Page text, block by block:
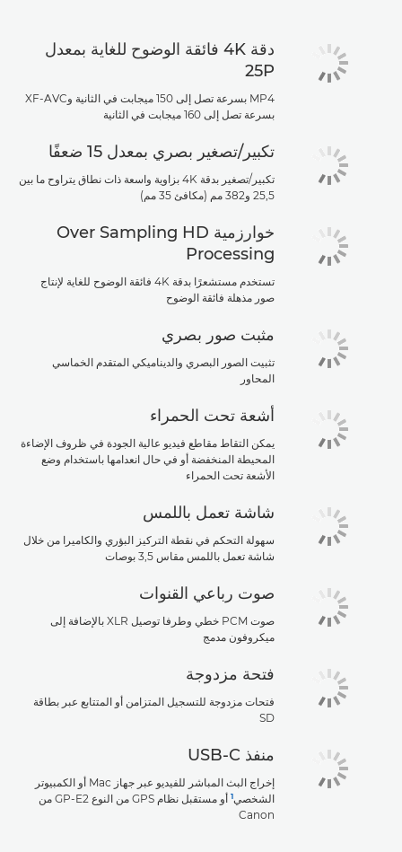
دقة 4K فائقة الوضوح للغاية بمعدل
25P
MP4 بسرعة تصل إلى 150 ميجابت في الثانية وXF-AVC
بسرعة تصل إلى 160 ميجابت في الثانية
تكبير/تصغير بصري بمعدل 15 ضعفًا
تكبير/تصغير بدقة 4K بزاوية واسعة ذات نطاق يتراوح ما بين
25,5 و382 مم (مكافئ 35 مم)
خوارزمية Over Sampling HD
Processing
تستخدم مستشعرًا بدقة 4K فائقة الوضوح للغاية لإنتاج
صور مذهلة فائقة الوضوح
مثبت صور بصري
تثبيت الصور البصري والديناميكي المتقدم الخماسي
المحاور
أشعة تحت الحمراء
يمكن التقاط مقاطع فيديو عالية الجودة في ظروف الإضاءة
المحيطة المنخفضة أو في حال انعدامها باستخدام وضع
الأشعة تحت الحمراء
شاشة تعمل باللمس
سهولة التحكم في نقطة التركيز البؤري والكاميرا من خلال
شاشة تعمل باللمس مقاس 3,5 بوصات
صوت رباعي القنوات
صوت PCM خطي وطرفا توصيل XLR بالإضافة إلى
ميكروفون مدمج
فتحة مزدوجة
فتحات مزدوجة للتسجيل المتزامن أو المتتابع عبر بطاقة
SD
منفذ USB-C
إخراج البث المباشر للفيديو عبر جهاز Mac أو الكمبيوتر
الشخصي1
أو مستقبل نظام GPS من النوع GP-E2 من
Canon